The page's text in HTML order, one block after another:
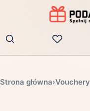
Strona główna›Vouchery